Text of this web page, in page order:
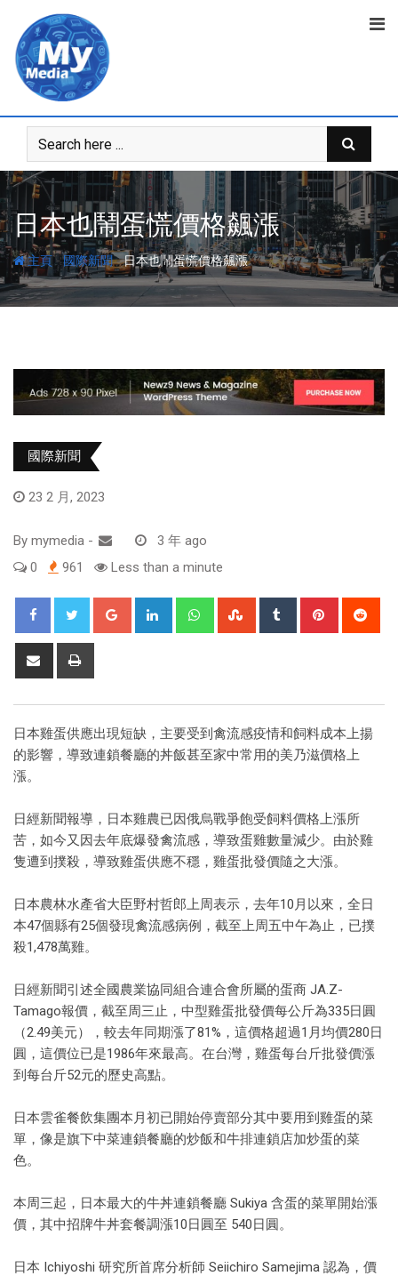
日本也鬧蛋慌價格飆漲
主頁-國際新聞-日本也鬧蛋慌價格飆漲
國際新聞
23 2 月, 2023
By mymedia -
3 年 ago
0
961 Less than a minute
日本雞蛋供應出現短缺，主要受到禽流感疫情和飼料成本上揚
的影響，導致連鎖餐廳的丼飯甚至家中常用的美乃滋價格上
漲。
日經新聞報導，日本雞農已因俄烏戰爭飽受飼料價格上漲所
苦，如今又因去年底爆發禽流感，導致蛋雞數量減少。由於雞
隻遭到撲殺，導致雞蛋供應不穩，雞蛋批發價隨之大漲。
日本農林水產省大臣野村哲郎上周表示，去年10月以來，全日
本47個縣有25個發現禽流感病例，截至上周五中午為止，已撲
殺1,478萬雞。
日經新聞引述全國農業協同組合連合會所屬的蛋商 JA.Z-
Tamago報價，截至周三止，中型雞蛋批發價每公斤為335日圓
（2.49美元），較去年同期漲了81%，這價格超過1月均價280日
圓，這價位已是1986年來最高。在台灣，雞蛋每台斤批發價漲
到每台斤52元的歷史高點。
日本雲雀餐飲集團本月初已開始停賣部分其中要用到雞蛋的菜
單，像是旗下中菜連鎖餐廳的炒飯和牛排連鎖店加炒蛋的菜
色。
本周三起，日本最大的牛丼連鎖餐廳 Sukiya 含蛋的菜單開始漲
價，其中招牌牛丼套餐調漲10日圓至 540日圓。
日本 Ichiyoshi 研究所首席分析師 Seiichiro Samejima 認為，價